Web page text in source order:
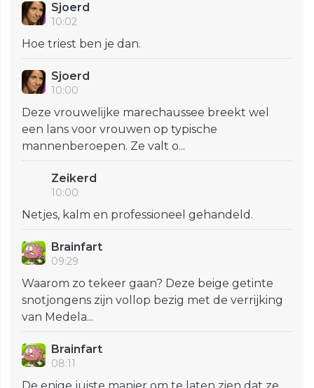
Sjoerd
10:02
Hoe triest ben je dan.
Sjoerd
10:00
Deze vrouwelijke marechaussee breekt wel
een lans voor vrouwen op typische
mannenberoepen. Ze valt o...
Zeikerd
10:00
Netjes, kalm en professioneel gehandeld.
Brainfart
09:29
Waarom zo tekeer gaan? Deze beige getinte
snotjongens zijn vollop bezig met de verrijking
van Medela...
Brainfart
08:11